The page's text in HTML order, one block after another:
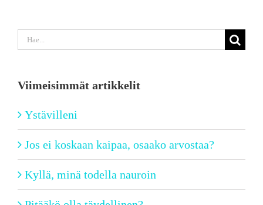
Etsi
Viimeisimmät artikkelit
Ystävilleni
Jos ei koskaan kaipaa, osaako arvostaa?
Kyllä, minä todella nauroin